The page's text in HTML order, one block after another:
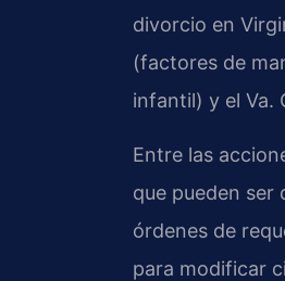
divorcio en
(factores de
infantil) y el Va.
Entre las
que pueden ser
órdenes de
para modificar